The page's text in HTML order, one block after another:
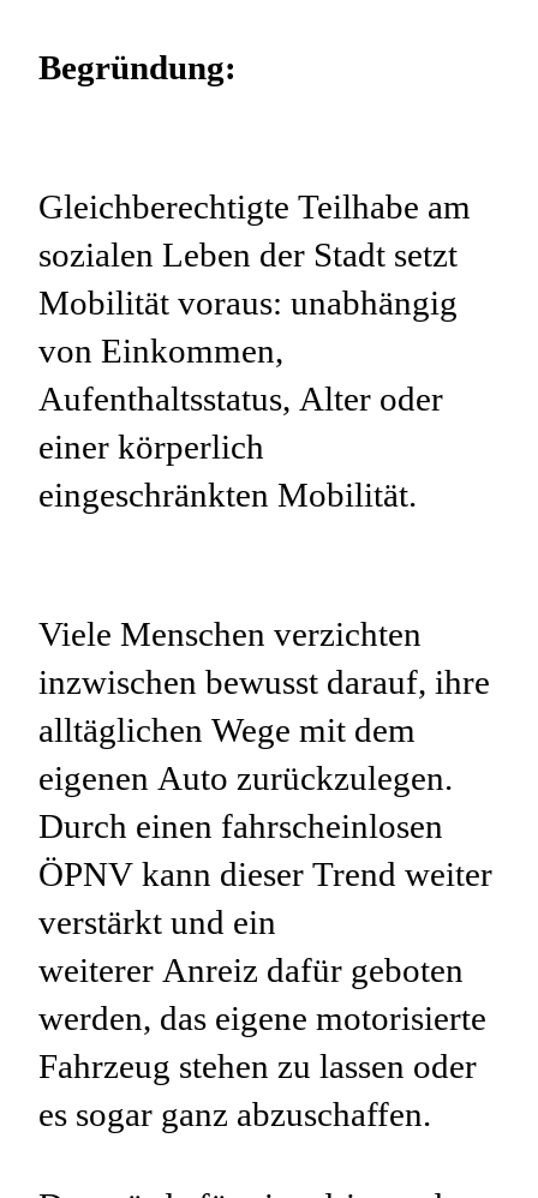
Begründung:
Gleichberechtigte Teilhabe am
sozialen Leben der Stadt setzt
Mobilität voraus: unabhängig
von Einkommen,
Aufenthaltsstatus, Alter oder
einer körperlich
eingeschränkten Mobilität.
Viele Menschen verzichten
inzwischen bewusst darauf, ihre
alltäglichen Wege mit dem
eigenen Auto zurückzulegen.
Durch einen fahrscheinlosen
ÖPNV kann dieser Trend weiter
verstärkt und ein
weiterer Anreiz dafür geboten
werden, das eigene motorisierte
Fahrzeug stehen zu lassen oder
es sogar ganz abzuschaffen.